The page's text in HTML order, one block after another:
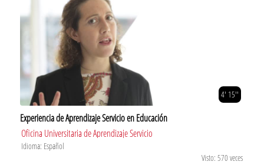
4' 15''
Experiencia de Aprendizaje Servicio en Educación
Oficina Universitaria de Aprendizaje Servicio
Idioma: Español
Visto: 570 veces